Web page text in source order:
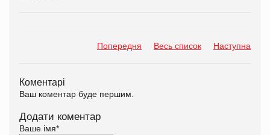
Попередня Весь список Наступна
Коментарі
Ваш коментар буде першим.
Додати коментар
Ваше імя*